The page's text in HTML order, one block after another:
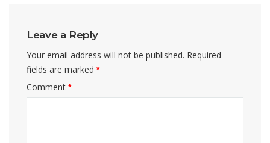
Leave a Reply
Your email address will not be published. Required
fields are marked*
Comment*